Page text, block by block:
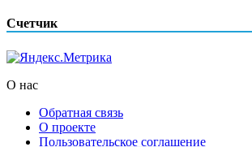
Счетчик
О нас
Обратная связь
О проекте
Пользовательское соглашение